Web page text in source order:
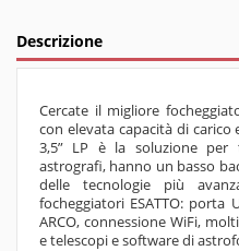
Descrizione
Cercate il migliore
con elevata capacità di carico
3,5” LP è la soluzione
astrografi, hanno un basso
delle tecnologie più
focheggiatori ESATTO: porta
ARCO, connessione WiFi,
e telescopi e software di